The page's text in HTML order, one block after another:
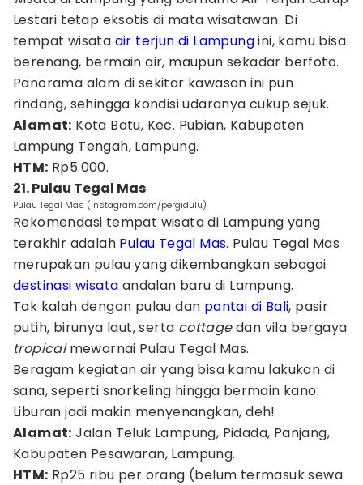
Lestari tetap eksotis di mata wisatawan. Di
tempat wisata air terjun di Lampungini, kamu bisa
berenang, bermain air, maupun sekadar berfoto.
Panorama alam di sekitar kawasan ini pun
rindang, sehingga kondisi udaranya cukup sejuk.
Alamat: Kota Batu, Kec. Pubian, Kabupaten
Lampung Tengah, Lampung.
HTM: Rp5.000.
21. Pulau Tegal Mas
Pulau Tegal Mas (Instagram.com/pergidulu)
Rekomendasi tempat wisata di Lampung yang
terakhir adalah Pulau Tegal Mas. Pulau Tegal Mas
merupakan pulau yang dikembangkan sebagai
destinasi wisata andalan baru di Lampung.
Tak kalah dengan pulau dan pantai di Bali, pasir
putih, birunya laut, serta cottagedan vila bergaya
tropicalmewarnai Pulau Tegal Mas.
Beragam kegiatan air yang bisa kamu lakukan di
sana, seperti snorkeling hingga bermain kano.
Liburan jadi makin menyenangkan, deh!
Alamat: Jalan Teluk Lampung, Pidada, Panjang,
Kabupaten Pesawaran, Lampung.
HTM: Rp25 ribu per orang (belum termasuk sewa